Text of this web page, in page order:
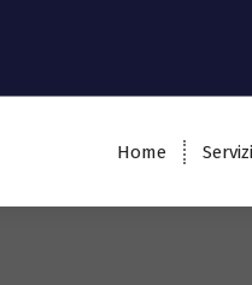
Home Servizi